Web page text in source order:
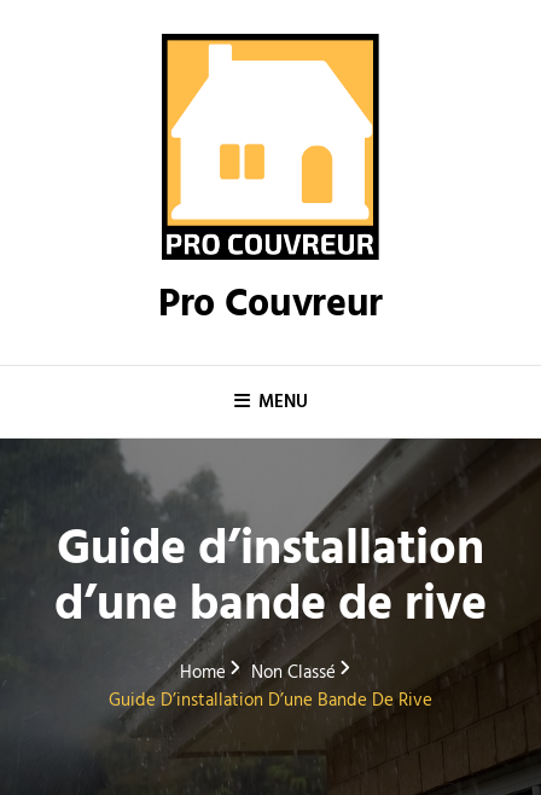
Pro Couvreur
MENU
Guide d’installation
d’une bande de rive
Home
Non Classé
Guide D’installation D’une Bande De Rive